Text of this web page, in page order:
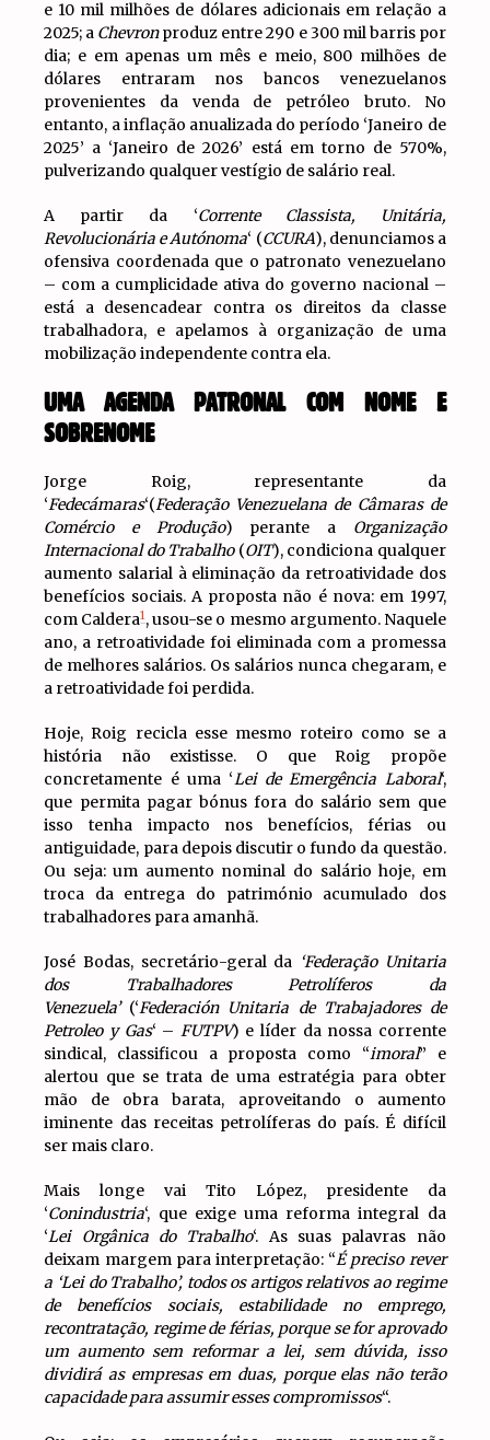
e 10 mil milhões de dólares adicionais em relação a
2025; a Chevronproduz entre 290 e 300 mil barris por
dia; e em apenas um mês e meio, 800 milhões de
dólares entraram nos bancos venezuelanos
provenientes da venda de petróleo bruto. No
entanto, a inflação anualizada do período ‘Janeiro de
2025’ a ‘Janeiro de 2026’ está em torno de 570%,
pulverizando qualquer vestígio de salário real.
A partir da ‘Corrente Classista, Unitária,
Revolucionária e Autónoma‘ (CCURA), denunciamos a
ofensiva coordenada que o patronato venezuelano
– com a cumplicidade ativa do governo nacional –
está a desencadear contra os direitos da classe
trabalhadora, e apelamos à organização de uma
mobilização independente contra ela.
UMA AGENDA PATRONAL COM NOME E
SOBRENOME
Jorge Roig, representante da
‘Fedecámaras‘(Federação Venezuelana de Câmaras de
Comércio e Produção) perante a Organização
Internacional do Trabalho (OIT), condiciona qualquer
aumento salarial à eliminação da retroatividade dos
benefícios sociais. A proposta não é nova: em 1997,
com Caldera1, usou-se o mesmo argumento. Naquele
ano, a retroatividade foi eliminada com a promessa
de melhores salários. Os salários nunca chegaram, e
a retroatividade foi perdida.
Hoje, Roig recicla esse mesmo roteiro como se a
história não existisse. O que Roig propõe
concretamente é uma ‘Lei de Emergência Laboral‘,
que permita pagar bónus fora do salário sem que
isso tenha impacto nos benefícios, férias ou
antiguidade, para depois discutir o fundo da questão.
Ou seja: um aumento nominal do salário hoje, em
troca da entrega do património acumulado dos
trabalhadores para amanhã.
José Bodas, secretário-geral da ‘Federação Unitaria
dos Trabalhadores Petrolíferos da
Venezuela’(‘Federación Unitaria de Trabajadores de
Petroleo y Gas‘ – FUTPV) e líder da nossa corrente
sindical, classificou a proposta como “imoral” e
alertou que se trata de uma estratégia para obter
mão de obra barata, aproveitando o aumento
iminente das receitas petrolíferas do país. É difícil
ser mais claro.
Mais longe vai Tito López, presidente da
‘Conindustria‘, que exige uma reforma integral da
‘Lei Orgânica do Trabalho‘. As suas palavras não
deixam margem para interpretação: “É preciso rever
a ‘Lei do Trabalho’, todos os artigos relativos ao regime
de benefícios sociais, estabilidade no emprego,
recontratação, regime de férias, porque se for aprovado
um aumento sem reformar a lei, sem dúvida, isso
dividirá as empresas em duas, porque elas não terão
capacidade para assumir esses compromissos“.